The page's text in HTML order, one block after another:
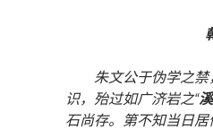
朱文公于伪学之
识，殆过如广济岩之“
石尚存。第不知当日